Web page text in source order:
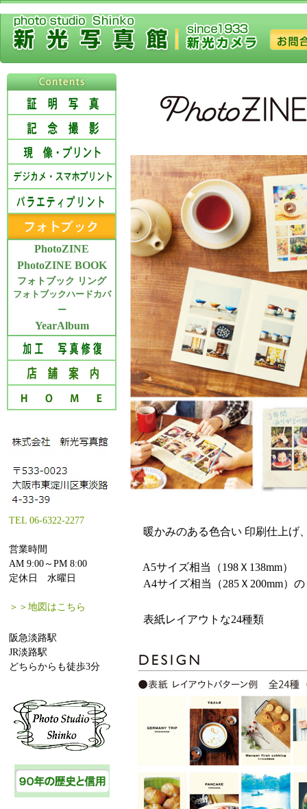
PhotoZINE
PhotoZINE BOOK
フォトブック リング
フォトブックハードカバ
ー
YearAlbum
TEL 06-6322-2277
営業時間
AM 9:00～PM 8:00
定休日 水曜日
＞＞地図はこちら
阪急淡路駅
JR淡路駅
どちらからも徒歩3分
暖かみのある色合い 印刷仕上げ
A5サイズ相当（198Ｘ138mm）
A4サイズ相当（285Ｘ200mm）
表紙レイアウトな24種類